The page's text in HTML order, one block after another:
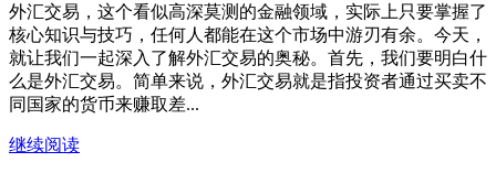
外汇交易，这个看似高深莫测的金融领域，实际上只要掌握了
核心知识与技巧，任何人都能在这个市场中游刃有余。今天，
就让我们一起深入了解外汇交易的奥秘。首先，我们要明白什
么是外汇交易。简单来说，外汇交易就是指投资者通过买卖不
同国家的货币来赚取差...
继续阅读